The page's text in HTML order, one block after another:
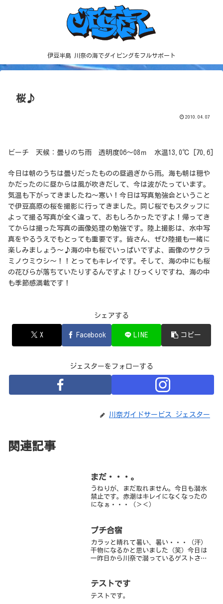
伊豆半島 川奈の海でダイビングをフルサポート
桜♪
2010.04.07
ビーチ 天候：曇りのち雨 透明度06～08ｍ 水温13.0℃ [70.6]
今日は朝のうちは曇りだったものの昼過ぎから雨。海も朝は穏や
かだったのに昼からは風が吹きだして、今は波がたっています。
気温も下がってきましたね～寒い！今日は写真勉強会ということ
で伊豆高原の桜を撮影に行ってきました。同じ桜でもスタッフに
よって撮る写真が全く違って、おもしろかったですよ！帰ってき
てからは撮った写真の画像処理の勉強です。陸上撮影は、水中写
真をやるうえでもとっても重要です。皆さん、ぜひ陸撮も一緒に
楽しみましょう～♪海の中も桜でいっぱいですよ、画像のサクラ
ミノウミウシ～！！とってもキレイです。そして、海の中にも桜
の花びらが落ちていたりするんですよ！びっくりですね、海の中
も季節感満載です！
シェアする
X Facebook LINE コピー
ジェスターをフォローする
川奈ガイドサービス ジェスター
関連記事
まだ・・・。
うねりが、まだ取れません。今日も潜水
禁止です。赤潮はキレイになくなったの
になぁ・・・（＞＜）
プチ合宿
カラッと晴れて暑い、暑い・・・（汗）
干物になるかと思いました（笑）今日は
一昨日から川奈で潜っているゲストさん
講習をした方がいたのですが、日に日に
テストです
テストです。